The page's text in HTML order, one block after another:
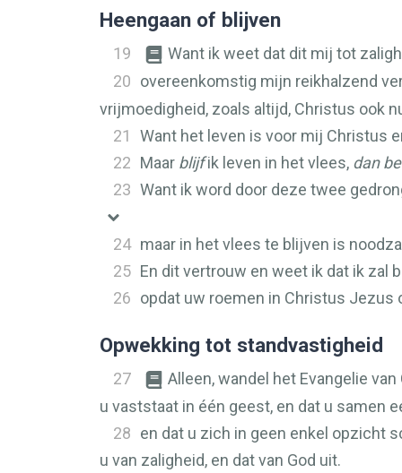
Heengaan of blijven
19
Want ik weet dat dit mij tot
20 overeenkomstig mijn reikhalzend
vrijmoedigheid, zoals altijd, Christus ook
21
Want het leven is voor mij Christus
22 Maar blijfik leven in het vlees, dan
23 Want ik word door deze twee
24 maar in het vlees te blijven is
25 En dit vertrouw en weet ik dat ik zal
26 opdat uw roemen in Christus Jezus
Opwekking tot standvastigheid
27
Alleen, wandel het Evangelie
u vaststaat in één geest, en dat u samen
28 en dat u zich in geen enkel opzicht
u van zaligheid, en dat van God uit.